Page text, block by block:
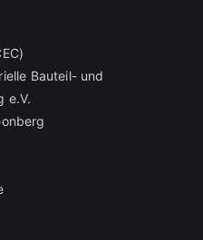
Bauteil- und
e.V.